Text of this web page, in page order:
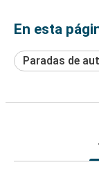
En esta
Paradas de